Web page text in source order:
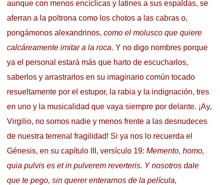
aunque con menos encíclicas y latines a sus espaldas, se
aferran a la poltrona como los chotos a las cabras o,
pongámonos alexandrinos, como el molusco que quiere
calcáreamente imitar a la roca. Y no digo nombres porque
ya el personal estará más que harto de escucharlos,
saberlos y arrastrarlos en su imaginario común tocado
resueltamente por el estupor, la rabia y la indignación, tres
en uno y la musicalidad que vaya siempre por delante. ¡Ay,
Virgilio, no somos nadie y menos frente a las desnudeces
de nuestra terrenal fragilidad! Si ya nos lo recuerda el
Génesis, en su capítulo III, versículo 19: Memento, homo,
quia pulvis es et in pulverem reverteris. Y nosotros dale
que te pego, sin querer enterarnos de la película,